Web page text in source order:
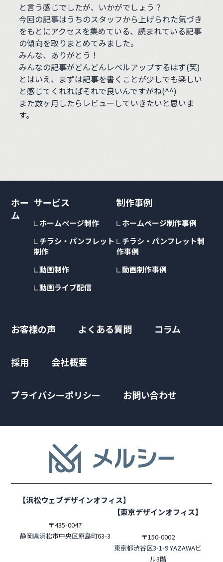
と言う感じでしたが、いかがでしょう？
今回の記事はうちのスタッフから上げられた気づき
をもとにアクセスを集めている、読まれている記事
の傾向を取りまとめてみました。
みんな、ありがとう！
みんなの記事がどんどんレベルアップするはず(笑)
とはいえ、まずは記事を書くことが少しでも楽しい
と感じてくれればそれで良いんですがね(^^)
また数ヶ月したらレビューしていきたいと思いま
す。
ホー
ム
サービス
ホームページ制作
チラシ・パンフレット
制作
動画制作
動画ライブ配信
制作事例
ホームページ制作事例
チラシ・パンフレット制
作事例
動画制作事例
お客様の声 よくある質問 コラム
採用 会社概要
プライバシーポリシー お問い合わせ
【浜松ウェブデザインオフィス】
〒435-0047
静岡県浜松市中央区原島町63-3
【東京デザインオフィス】
〒150-0002
東京都渋谷区3-1-9 YAZAWAビ
ル3階